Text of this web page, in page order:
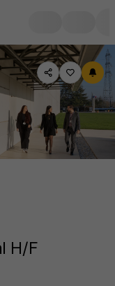
H/F